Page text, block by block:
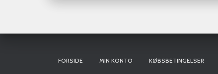
FORSIDE MIN KONTO KØBSBETINGELSER